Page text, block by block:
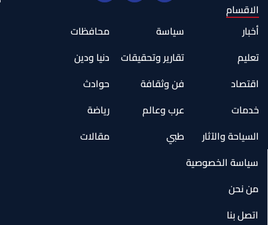
الاقسام
أخبار
سياسة
محافظات
تعليم
تقارير وتحقيقات
دنيا ودين
اقتصاد
فن وثقافة
حوادث
خدمات
عرب وعالم
رياضة
السياحة والآثار
طبي
مقالات
سياسة الخصوصية
من نحن
اتصل بنا